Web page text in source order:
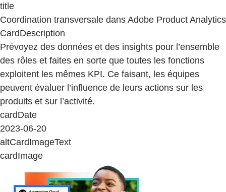
title
Coordination transversale dans Adobe Product Analytics
CardDescription
Prévoyez des données et des insights pour l’ensemble
des rôles et faites en sorte que toutes les fonctions
exploitent les mêmes KPI. Ce faisant, les équipes
peuvent évaluer l’influence de leurs actions sur les
produits et sur l’activité.
cardDate
2023-06-20
altCardImageText
cardImage